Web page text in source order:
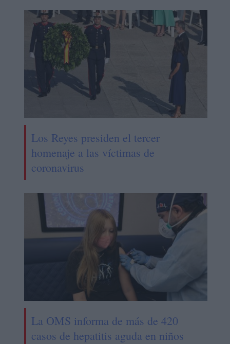
Los Reyes presiden el tercer
homenaje a las víctimas de
coronavirus
La OMS informa de más de 420
casos de hepatitis aguda en niños